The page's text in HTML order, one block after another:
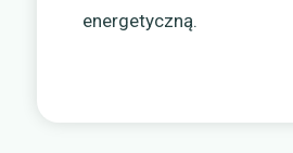
energetyczną.